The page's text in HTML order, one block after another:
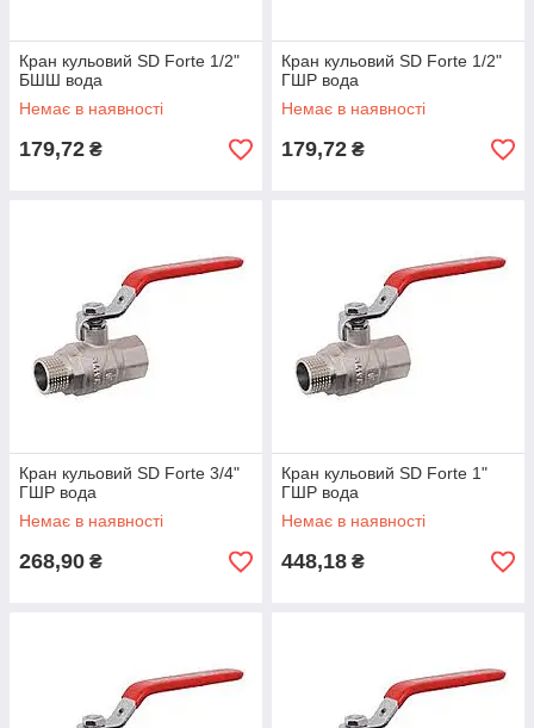
Кран кульовий SD Forte 1/2"
БШШ вода
Немає в наявності
179,72 ₴
Кран кульовий SD Forte 1/2"
ГШР вода
Немає в наявності
179,72 ₴
Кран кульовий SD Forte 3/4"
ГШР вода
Немає в наявності
268,90 ₴
Кран кульовий SD Forte 1"
ГШР вода
Немає в наявності
448,18 ₴